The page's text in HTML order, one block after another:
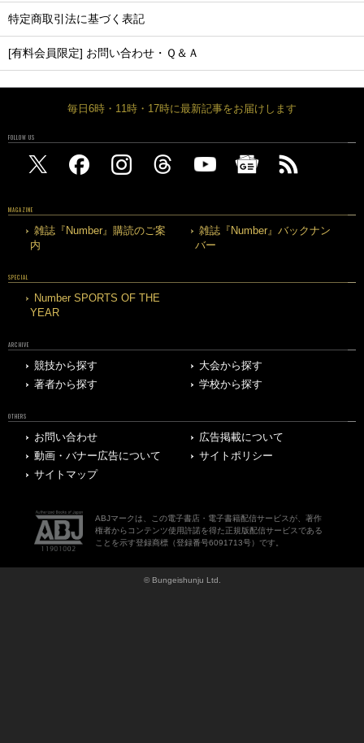
特定商取引法に基づく表記
[有料会員限定] お問い合わせ・Ｑ＆Ａ
毎日6時・11時・17時に最新記事をお届けします
FOLLOW US
MAGAZINE
雑誌『Number』購読のご案
内
雑誌『Number』バックナン
バー
SPECIAL
Number SPORTS OF THE
YEAR
ARCHIVE
競技から探す
大会から探す
著者から探す
学校から探す
OTHERS
お問い合わせ
広告掲載について
動画・バナー広告について
サイトポリシー
サイトマップ
ABJマークは、この電子書店・電子書籍配信サービスが、著作
権者からコンテンツ使用許諾を得た正規版配信サービスである
ことを示す登録商標（登録番号6091713号）です。
© Bungeishunju Ltd.